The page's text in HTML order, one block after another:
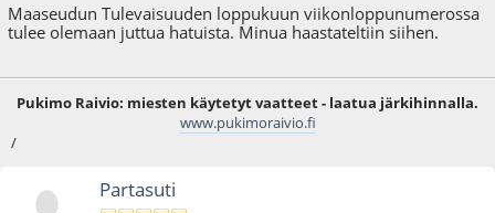
Maaseudun Tulevaisuuden loppukuun viikonloppunumerossa
tulee olemaan juttua hatuista. Minua haastateltiin siihen.
Pukimo Raivio: miesten käytetyt vaatteet - laatua järkihinnalla.
www.pukimoraivio.fi
/
Partasuti